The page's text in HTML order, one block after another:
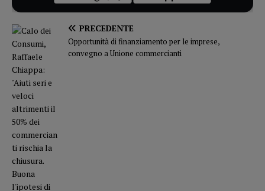
PRECEDENTE
Opportunità di finanziamento per le imprese,
convegno a Unione commercianti